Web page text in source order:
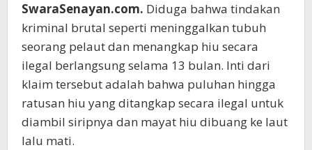
SwaraSenayan.com. Diduga bahwa tindakan
kriminal brutal seperti meninggalkan tubuh
seorang pelaut dan menangkap hiu secara
ilegal berlangsung selama 13 bulan. Inti dari
klaim tersebut adalah bahwa puluhan hingga
ratusan hiu yang ditangkap secara ilegal untuk
diambil siripnya dan mayat hiu dibuang ke laut
lalu mati.